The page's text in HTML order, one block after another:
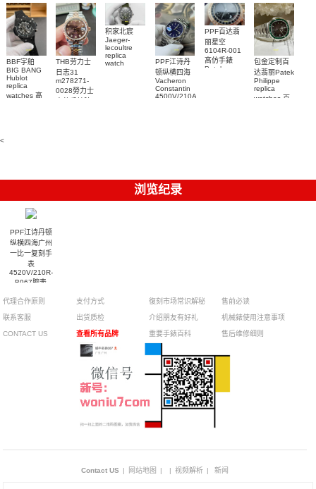
BBF宇舶
BIG BANG
Hublot
replica
watches 高
THB劳力士
日志31
m278271-
0028勞力士
积家北宸
Jaeger-
lecoultre
replica
watch
PPF江诗丹
顿纵横四海
Vacheron
Constantin
4500V/210A-
PPF百达翡
丽星空
6104R-001
高仿手錶
Patek
包金定制百
达翡丽Patek
Philippe
replica
watches 百
<
浏览纪录
PPF江诗丹顿
纵横四海广州
一比一复刻手
表
4520V/210R-
B967腕表
代理合作原则
联系客服
CONTACT US
支付方式
出货质检
查看所有品牌
復刻市场常识解秘
介绍朋友有好礼
重要手錶百科
售前必读
机械錶使用注意事项
售后维修细则
Contact US | 网站地图 | | 视频解析 | 新闻